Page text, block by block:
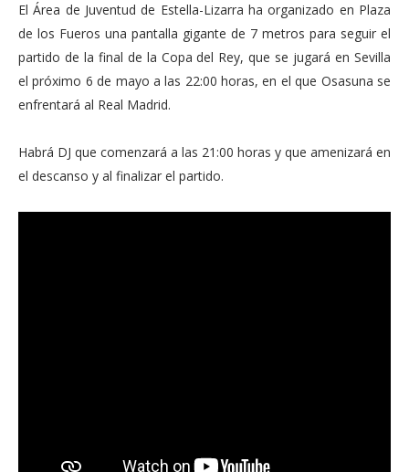
El Área de Juventud de Estella-Lizarra ha organizado en Plaza
de los Fueros una pantalla gigante de 7 metros para seguir el
partido de la final de la Copa del Rey, que se jugará en Sevilla
el próximo 6 de mayo a las 22:00 horas, en el que Osasuna se
enfrentará al Real Madrid.
Habrá DJ que comenzará a las 21:00 horas y que amenizará en
el descanso y al finalizar el partido.